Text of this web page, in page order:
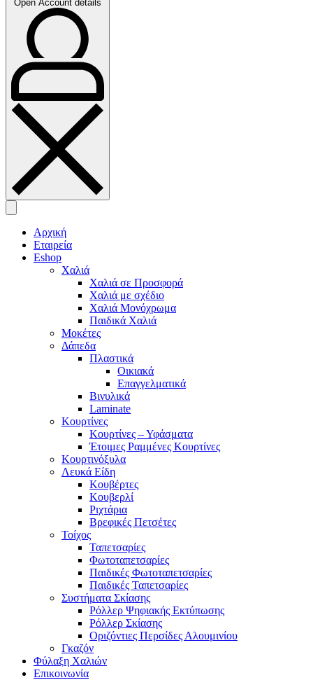
Open Account details
Αρχική
Εταιρεία
Eshop
Χαλιά
Χαλιά σε Προσφορά
Χαλιά με σχέδιο
Χαλιά Μονόχρωμα
Παιδικά Χαλιά
Μοκέτες
Δάπεδα
Πλαστικά
Οικιακά
Επαγγελματικά
Βινυλικά
Laminate
Κουρτίνες
Κουρτίνες – Υφάσματα
Έτοιμες Ραμμένες Κουρτίνες
Κουρτινόξυλα
Λευκά Είδη
Κουβέρτες
Κουβερλί
Ριχτάρια
Βρεφικές Πετσέτες
Τοίχος
Ταπετσαρίες
Φωτοταπετσαρίες
Παιδικές Φωτοταπετσαρίες
Παιδικές Ταπετσαρίες
Συστήματα Σκίασης
Ρόλλερ Ψηφιακής Εκτύπωσης
Ρόλλερ Σκίασης
Οριζόντιες Περσίδες Αλουμινίου
Γκαζόν
Φύλαξη Χαλιών
Επικοινωνία